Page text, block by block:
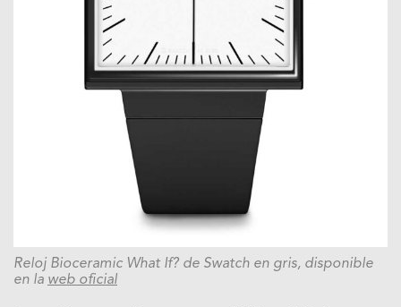
Reloj Bioceramic What If? de Swatch en gris, disponible
en la web oficial